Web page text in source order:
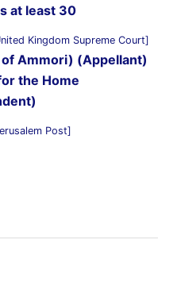
at least 30
Kingdom Supreme Court]
Ammori) (Appellant)
the Home
Post]
arrested at Palestine
outside Bristol Prison
Radio